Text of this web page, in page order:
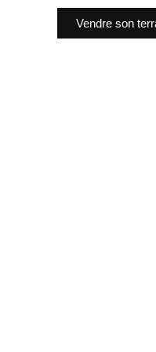
Vendre son